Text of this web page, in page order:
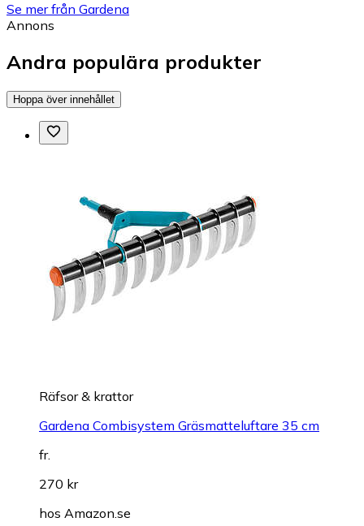
Se mer från Gardena
Annons
Andra populära produkter
Hoppa över innehållet
Räfsor & krattor
Gardena Combisystem Gräsmatteluftare 35 cm
fr.
270 kr
hos Amazon.se